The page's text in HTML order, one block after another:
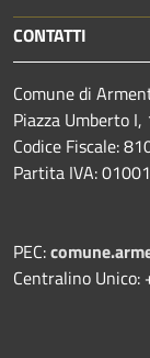
CONTATTI
Comune di
Piazza Umberto
Codice Fiscale:
Partita IVA:
PEC:
Centralino